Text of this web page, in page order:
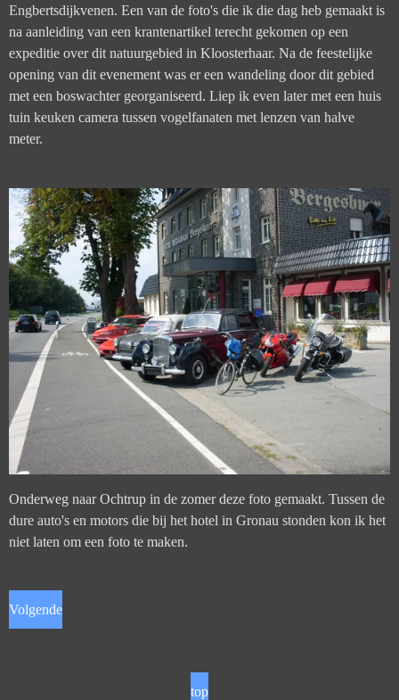
Engbertsdijkvenen. Een van de foto's die ik die dag heb gemaakt is
na aanleiding van een krantenartikel terecht gekomen op een
expeditie over dit natuurgebied in Kloosterhaar. Na de feestelijke
opening van dit evenement was er een wandeling door dit gebied
met een boswachter georganiseerd. Liep ik even later met een huis
tuin keuken camera tussen vogelfanaten met lenzen van halve
meter.
Onderweg naar Ochtrup in de zomer deze foto gemaakt. Tussen de
dure auto's en motors die bij het hotel in Gronau stonden kon ik het
niet laten om een foto te maken.
Volgende
top